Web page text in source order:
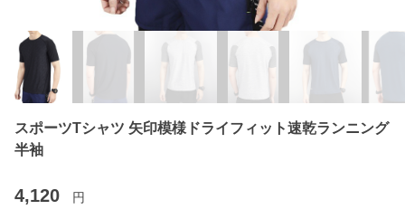
スポーツTシャツ 矢印模様ドライフィット速乾ランニング
半袖
4,120 円